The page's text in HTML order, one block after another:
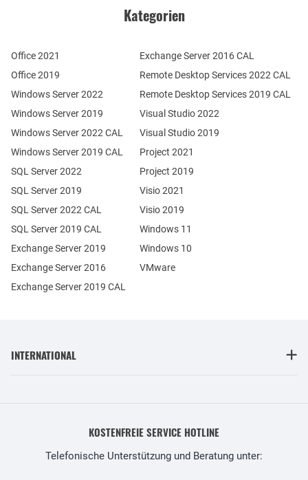
Kategorien
Office 2021
Office 2019
Windows Server 2022
Windows Server 2019
Exchange Server 2019
Exchange Server 2016
SQL Server 2022
SQL Server 2019
Windows Server 2022 CAL
Windows Server 2019 CAL
SQL Server 2022 CAL
SQL Server 2019 CAL
Remote Desktop Services 2022 CAL
Remote Desktop Services 2019 CAL
Exchange Server 2019 CAL
Exchange Server 2016 CAL
Visual Studio 2022
Visual Studio 2019
Project 2021
Project 2019
Visio 2021
Visio 2019
Windows 11
Windows 10
VMware
INTERNATIONAL
KOSTENFREIE SERVICE HOTLINE
Telefonische Unterstützung und Beratung unter: